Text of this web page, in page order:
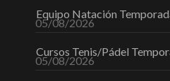
Equipo Natación
05/08/2026
Cursos Tenis/Pádel
05/08/2026